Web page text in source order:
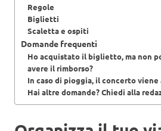
Regole
Biglietti
Scaletta e ospiti
Domande frequenti
Ho acquistato il biglietto, ma non
avere il rimborso?
In caso di pioggia, il concerto
Hai altre domande? Chiedi alla